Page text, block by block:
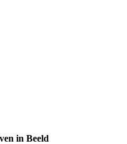
in Beeld